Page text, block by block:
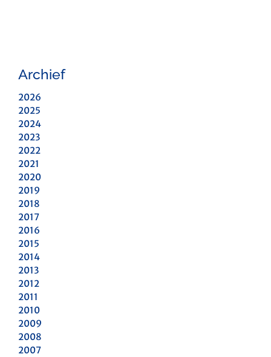
Archief
2026
2025
2024
2023
2022
2021
2020
2019
2018
2017
2016
2015
2014
2013
2012
2011
2010
2009
2008
2007